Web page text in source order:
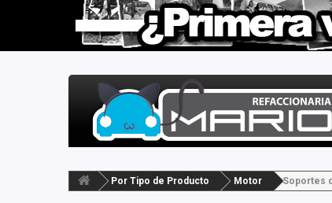
Por Tipo de Producto Motor Soportes